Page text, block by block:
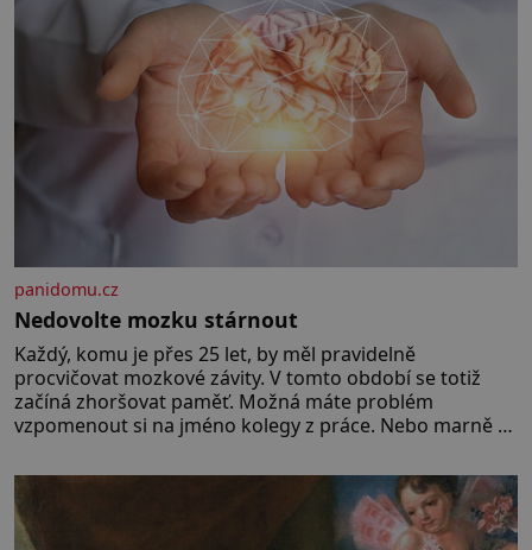
panidomu.cz
Nedovolte mozku stárnout
Každý, komu je přes 25 let, by měl pravidelně
procvičovat mozkové závity. V tomto období se totiž
začíná zhoršovat paměť. Možná máte problém
vzpomenout si na jméno kolegy z práce. Nebo marně v
Je to opravdu tak, s věkem jako kdyby se paměť
rozhodla stávkovat. Cvičte